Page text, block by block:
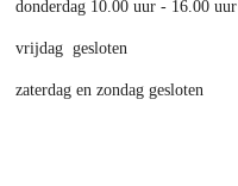
donderdag 10.00 uur - 16.00 uur
vrijdag gesloten
zaterdag en zondag gesloten